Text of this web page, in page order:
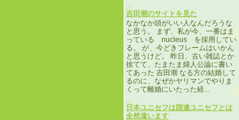
吉田潮のサイトを見た
なかなか頭がいい人なんだろうな
と思う。 まず、私が今、一番はま
っている nucleus を採用してい
る。 が、今どきフレームはいかん
と思うけど。 昨日、古い雑誌とか
捨てて、たまたま婦人公論に書い
てあった 吉田潮 なる方の結婚して
るのに、なぜかヤリマンでやりま
くって離婚にいたった経...
日本ユニセフは国連ユニセフとは
全然違います